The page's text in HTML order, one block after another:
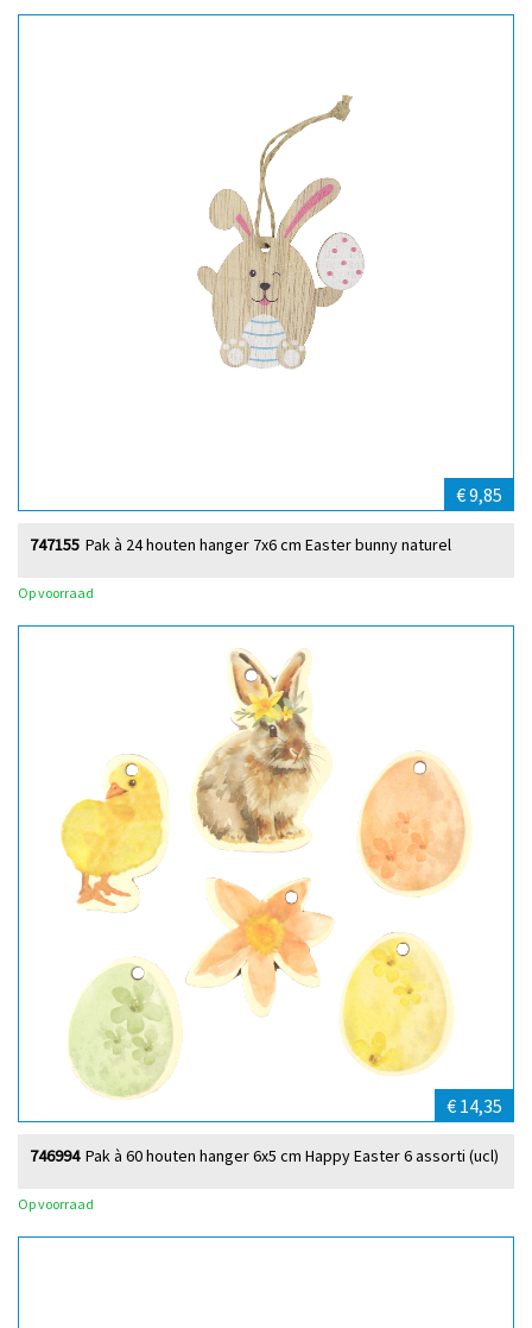
€ 9,85
Pak à 24 houten hanger 7x6 cm Easter bunny naturel
747155
Op voorraad
€ 14,35
Pak à 60 houten hanger 6x5 cm Happy Easter 6 assorti (ucl)
746994
Op voorraad